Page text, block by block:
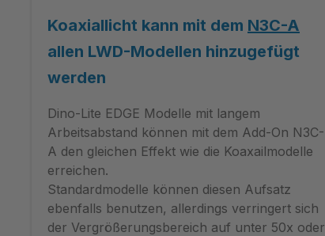
Koaxiallicht kann mit dem N3C-A
allen LWD-Modellen hinzugefügt
werden
Dino-Lite EDGE Modelle mit langem
Arbeitsabstand können mit dem Add-On N3C-
A den gleichen Effekt wie die Koaxailmodelle
erreichen.
Standardmodelle können diesen Aufsatz
ebenfalls benutzen, allerdings verringert sich
der Vergrößerungsbereich auf unter 50x oder